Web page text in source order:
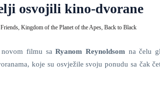
osvojili kino-dvorane
Kingdom of the Planet of the Apes, Back to Black
novom filmu saRyanom Reynoldsom na čelu
koje su osvježile svoju ponudu sa čak